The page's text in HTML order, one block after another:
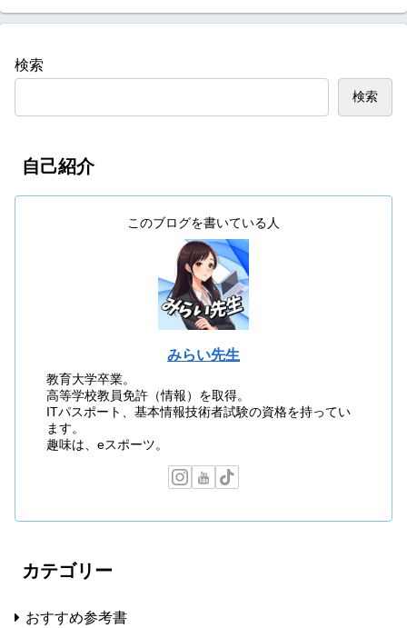
検索
検索
自己紹介
このブログを書いている人
みらい先生
教育大学卒業。
高等学校教員免許（情報）を取得。
ITパスポート、基本情報技術者試験の資格を持ってい
ます。
趣味は、eスポーツ。
カテゴリー
おすすめ参考書